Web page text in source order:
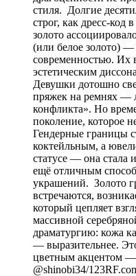
стиля. Долгие
строг, как дресс-код
золото
(или белое золото)
современностью. Их
эстетическим
Девушки дотошно
пряжек на ремнях —
конфликта». Но
поколение, которое
Гендерные границы
коктейльным, а
статусе — она стала
ещё отличным
украшений. Золото
встречаются,
который цепляет
массивной
драматургию: кожа
— выразительнее.
цветным акцентом
@shinobi34/